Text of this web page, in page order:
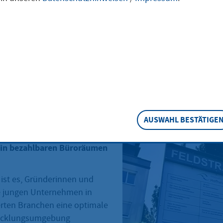
vergleichsweise
verfügbarer
kurz
jungen, kleinen
bezahlbaren Büroräumen
es, Gründerinnen und
jungen Unternehmen in
Branchen eine optimale
AUSWAHL BESTÄTIGEN